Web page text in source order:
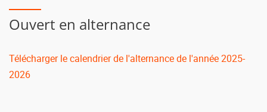
Ouvert en alternance
Télécharger le calendrier de l'alternance de l'année 2025-
2026